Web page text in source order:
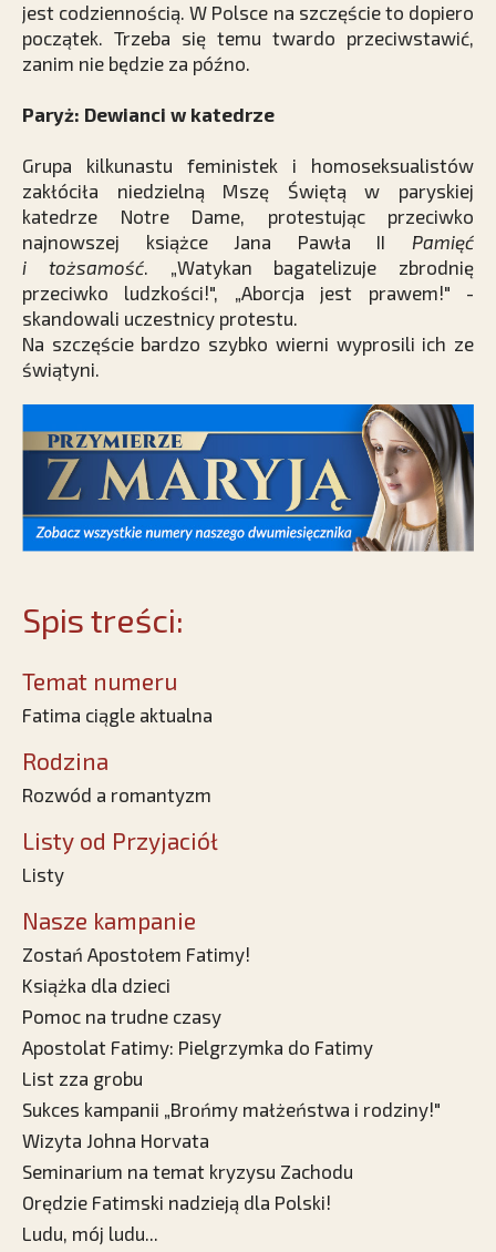
jest codziennością. W Polsce na szczęście to dopiero
początek. Trzeba się temu twardo przeciwstawić,
zanim nie będzie za późno.
Paryż: Dewianci w katedrze
Grupa kilkunastu feministek i homoseksualistów
zakłóciła niedzielną Mszę Świętą w paryskiej
katedrze Notre Dame, protestując przeciwko
najnowszej książce Jana Pawła II Pamięć
i tożsamość. „Watykan bagatelizuje zbrodnię
przeciwko ludzkości!", „Aborcja jest prawem!" -
skandowali uczestnicy protestu.
Na szczęście bardzo szybko wierni wyprosili ich ze
świątyni.
Spis treści:
Temat numeru
Fatima ciągle aktualna
Rodzina
Rozwód a romantyzm
Listy od Przyjaciół
Listy
Nasze kampanie
Zostań Apostołem Fatimy!
Książka dla dzieci
Pomoc na trudne czasy
Apostolat Fatimy: Pielgrzymka do Fatimy
List zza grobu
Sukces kampanii „Brońmy małżeństwa i rodziny!"
Wizyta Johna Horvata
Seminarium na temat kryzysu Zachodu
Orędzie Fatimski nadzieją dla Polski!
Ludu, mój ludu...